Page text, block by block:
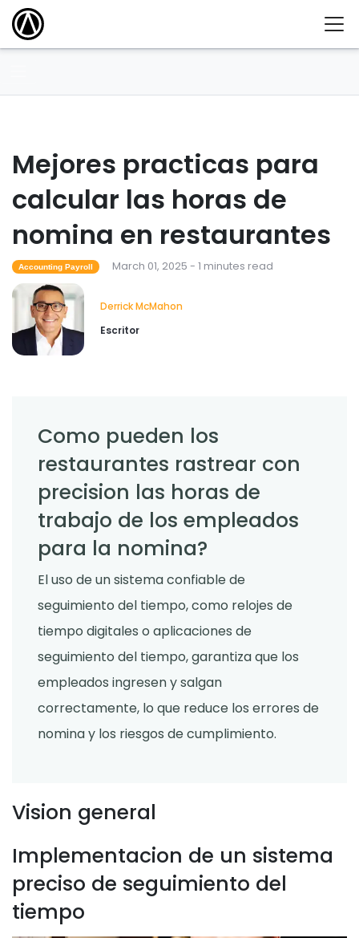
Mejores practicas para
calcular las horas de
nomina en restaurantes
Accounting Payroll March 01, 2025 - 1 minutes read
Derrick McMahon
Escritor
Como pueden los
restaurantes rastrear con
precision las horas de
trabajo de los empleados
para la nomina?
El uso de un sistema confiable de
seguimiento del tiempo, como relojes de
tiempo digitales o aplicaciones de
seguimiento del tiempo, garantiza que los
empleados ingresen y salgan
correctamente, lo que reduce los errores de
nomina y los riesgos de cumplimiento.
Vision general
Implementacion de un sistema
preciso de seguimiento del
tiempo